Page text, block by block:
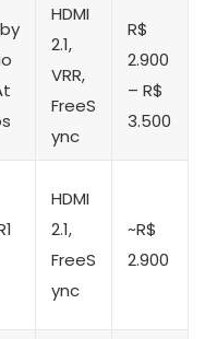
HDMI
2.1,
VRR,
FreeS
ync
R$
2.900
– R$
3.500
HDMI
2.1,
FreeS
ync
~R$
2.900